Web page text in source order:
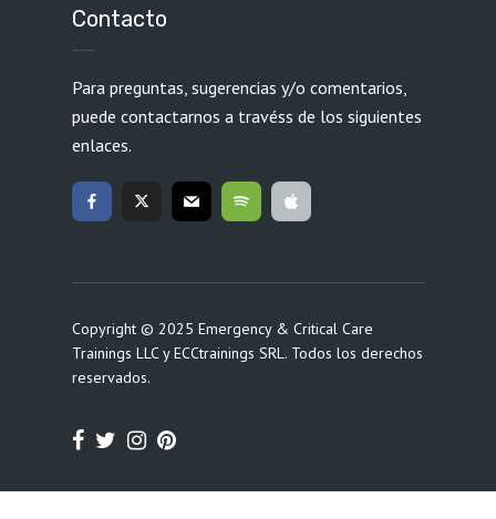
Contacto
Para preguntas, sugerencias y/o comentarios,
puede contactarnos a travéss de los siguientes
enlaces.
Copyright © 2025 Emergency & Critical Care
Trainings LLC y ECCtrainings SRL. Todos los derechos
reservados.